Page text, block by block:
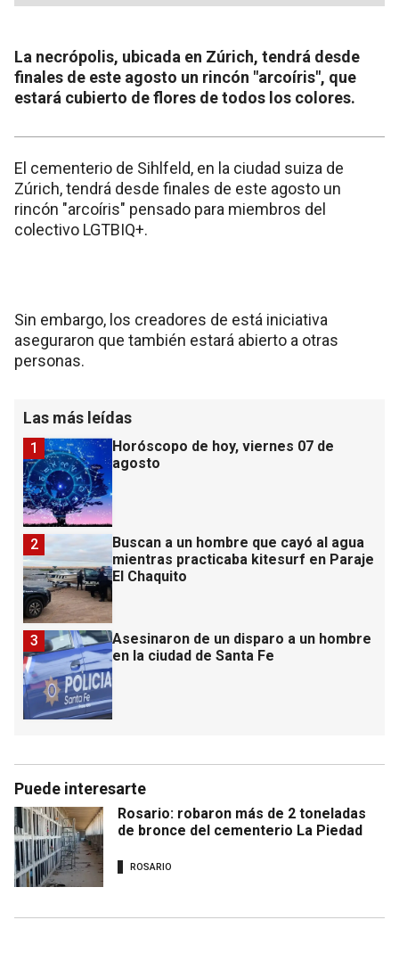
La necrópolis, ubicada en Zúrich, tendrá desde
finales de este agosto un rincón "arcoíris", que
estará cubierto de flores de todos los colores.
El cementerio de Sihlfeld, en la ciudad suiza de
Zúrich, tendrá desde finales de este agosto un
rincón "arcoíris" pensado para miembros del
colectivo LGTBIQ+.
Sin embargo, los creadores de está iniciativa
aseguraron que también estará abierto a otras
personas.
Las más leídas
Horóscopo de hoy, viernes 07 de
agosto
1
Buscan a un hombre que cayó al agua
mientras practicaba kitesurf en Paraje
El Chaquito
2
Asesinaron de un disparo a un hombre
en la ciudad de Santa Fe
3
Puede interesarte
Rosario: robaron más de 2 toneladas
de bronce del cementerio La Piedad
ROSARIO